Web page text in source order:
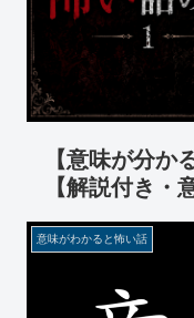
【意味が分か
【解説付き・
意味がわかると怖い話